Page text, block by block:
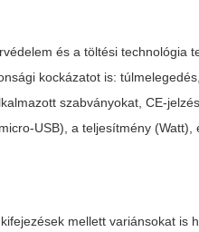
és a töltési technológia
kockázatot is:
szabványokat, CE-
USB), a teljesítmény (Watt),
mellett variánsokat is